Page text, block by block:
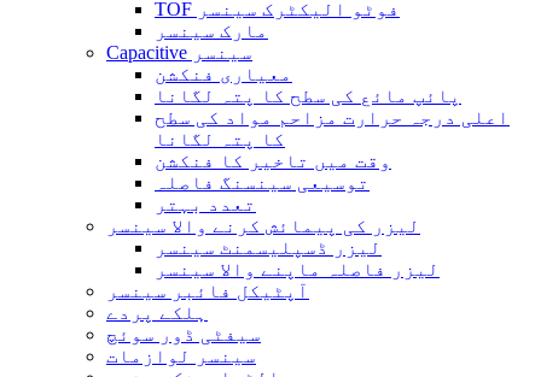
TOF فوٹو الیکٹرک سینسر
مارک سینسر
Capacitive سینسر
معیاری فنکشن
پائپ مائع کی سطح کا پتہ لگانا
اعلی درجہ حرارت مزاحم مواد کی سطح
کا پتہ لگانا
وقت میں تاخیر کا فنکشن
توسیعی سینسنگ فاصلہ
تعدد بہتر
لیزر کی پیمائش کرنے والا سینسر
لیزر ڈسپلیسمنٹ سینسر
لیزر فاصلہ ماپنے والا سینسر
آپٹیکل فائبر سینسر
ہلکے پردے
سیفٹی ڈور سوئچ
سینسر لوازمات